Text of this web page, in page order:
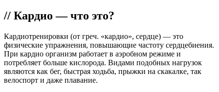
// Кардио — что это?
Кардиотренировки (от греч. «кардио», сердце) — это
физические упражнения, повышающие частоту сердцебиения.
При кардио организм работает в аэробном режиме и
потребляет больше кислорода. Видами подобных нагрузок
являются как бег, быстрая ходьба, прыжки на скакалке, так
велоспорт и даже плавание.